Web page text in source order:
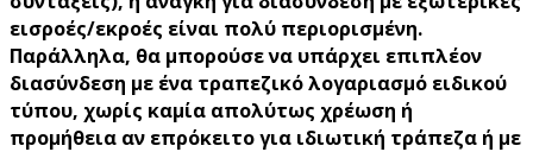
εισροές/εκροές είναι πολύ περιορισμένη.
Παράλληλα, θα μπορούσε να υπάρχει επιπλέον
διασύνδεση με ένα τραπεζικό λογαριασμό ειδικού
τύπου, χωρίς καμία απολύτως χρέωση ή
προμήθεια αν επρόκειτο για ιδιωτική τράπεζα ή με